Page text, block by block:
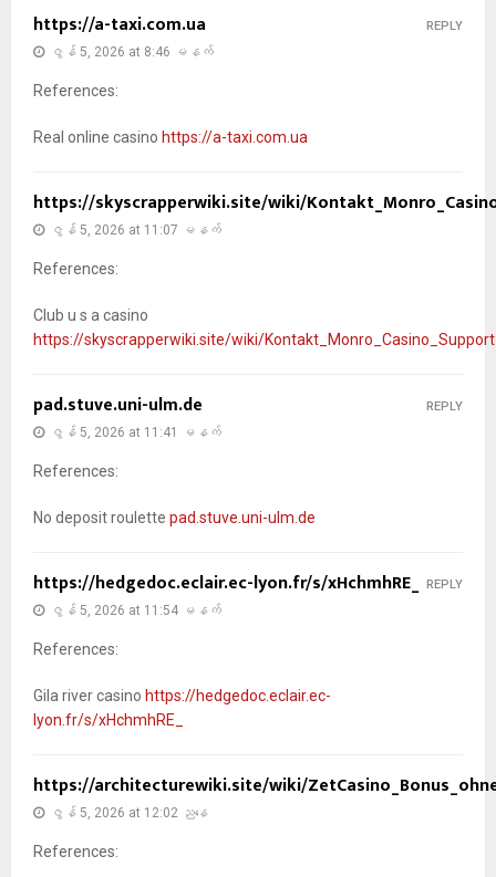
https://a-taxi.com.ua
ဇွန် 5, 2026 at 8:46 မနက်
References:
Real online casino https://a-taxi.com.ua
REPLY
https://skyscrapperwiki.site/wiki/
ဇွန် 5, 2026 at 11:07 မနက်
References:
Club u s a casino
https://skyscrapperwiki.site/wiki/
pad.stuve.uni-ulm.de
ဇွန် 5, 2026 at 11:41 မနက်
References:
No deposit roulette pad.stuve.uni-ulm.de
REPLY
https://hedgedoc.eclair.ec-lyon.fr/s/xHchmhRE_
ဇွန် 5, 2026 at 11:54 မနက်
References:
Gila river casino https://hedgedoc.eclair.ec-
lyon.fr/s/xHchmhRE_
REPLY
https://architecturewiki.site/wiki/
ဇွန် 5, 2026 at 12:02 ညနေ
References: